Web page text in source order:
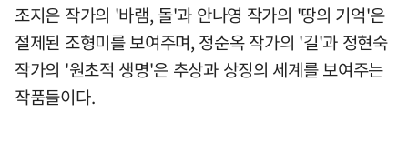
조지은 작가의 '바램, 돌'과 안나영 작가의 '땅의 기억'은
절제된 조형미를 보여주며, 정순옥 작가의 '길'과 정현숙
작가의 '원초적 생명'은 추상과 상징의 세계를 보여주는
작품들이다.